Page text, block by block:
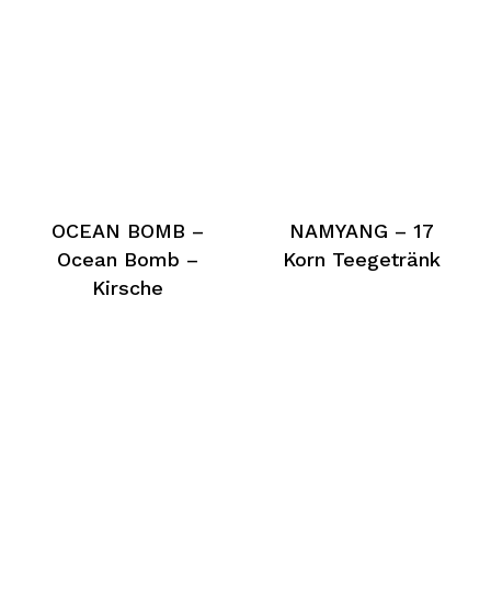
OCEAN BOMB –
Ocean Bomb –
Kirsche
NAMYANG – 17
Korn Teegetränk